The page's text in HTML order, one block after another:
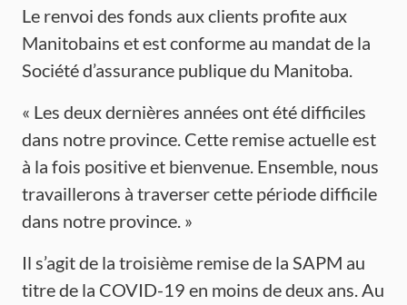
Le renvoi des fonds aux clients profite aux
Manitobains et est conforme au mandat de la
Société d’assurance publique du Manitoba.
« Les deux dernières années ont été difficiles
dans notre province. Cette remise actuelle est
à la fois positive et bienvenue. Ensemble, nous
travaillerons à traverser cette période difficile
dans notre province. »
Il s’agit de la troisième remise de la SAPM au
titre de la COVID-19 en moins de deux ans. Au